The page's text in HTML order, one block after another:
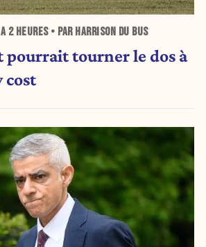
2 HEURES• PAR HARRISON DU BUS
pourrait tourner le dos à
cost